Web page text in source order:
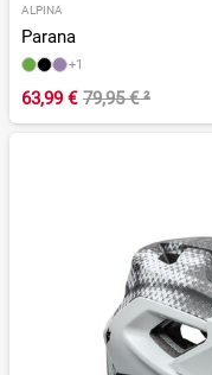
ALPINA
Parana
+1
63,99 € 79,95 €²